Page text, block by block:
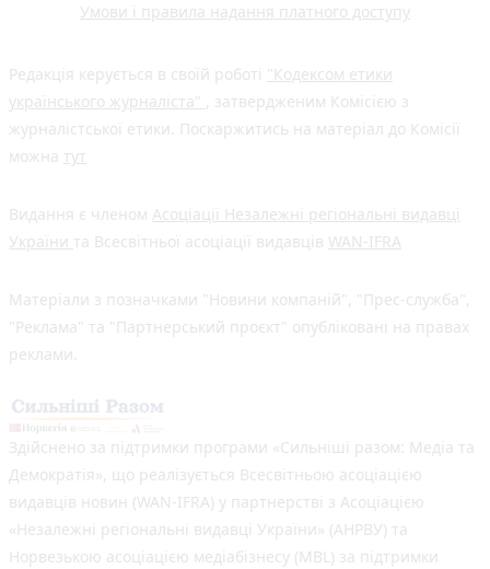
Умови і правила надання платного доступу
Редакція керується в своїй роботі "Кодексом етики
українського журналіста" , затвердженим Комісією з
журналістської етики. Поскаржитись на матеріал до Комісії
можна тут
Видання є членом Асоціації Незалежні регіональні видавці
України та Всесвітньої асоціації видавців WAN-IFRA
Матеріали з позначками "Новини компаній", "Прес-служба",
"Реклама" та "Партнерський проєкт" опубліковані на правах
реклами.
Здійснено за підтримки програми «Сильніші разом: Медіа та
Демократія», що реалізується Всесвітньою асоціацією
видавців новин (WAN-IFRA) у партнерстві з Асоціацією
«Незалежні регіональні видавці України» (АНРВУ) та
Норвезькою асоціацією медіабізнесу (MBL) за підтримки